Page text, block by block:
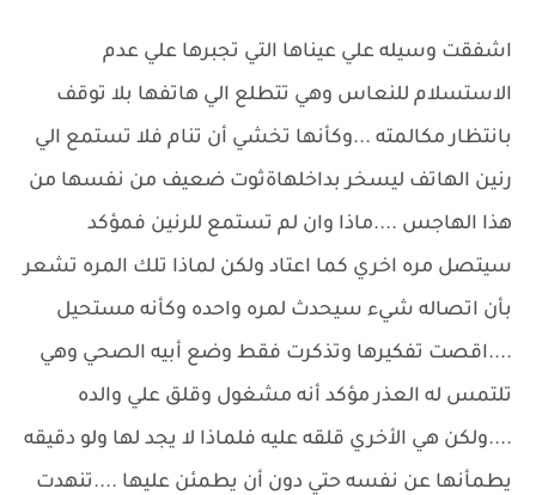
اشفقت وسيله علي عيناها التي تجبرها علي عدم
الاستسلام للنعاس وهي تتطلع الي هاتفها بلا توقف
بانتظار مكالمته ...وكأنها تخشي أن تنام فلا تستمع الي
رنين الهاتف ليسخر بداخلهاةثوت ضعيف من نفسها من
هذا الهاجس ....ماذا وان لم تستمع للرنين فمؤكد
سيتصل مره اخري كما اعتاد ولكن لماذا تلك المره تشعر
بأن اتصاله شيء سيحدث لمره واحده وكأنه مستحيل
....اقصت تفكيرها وتذكرت فقط وضع أبيه الصحي وهي
تلتمس له العذر مؤكد أنه مشغول وقلق علي والده
....ولكن هي الأخري قلقه عليه فلماذا لا يجد لها ولو دقيقه
يطمأنها عن نفسه حتي دون أن يطمئن عليها ....تنهدت